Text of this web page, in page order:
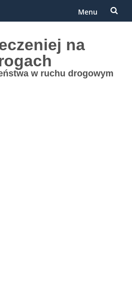
Menu
na
w ruchu drogowym